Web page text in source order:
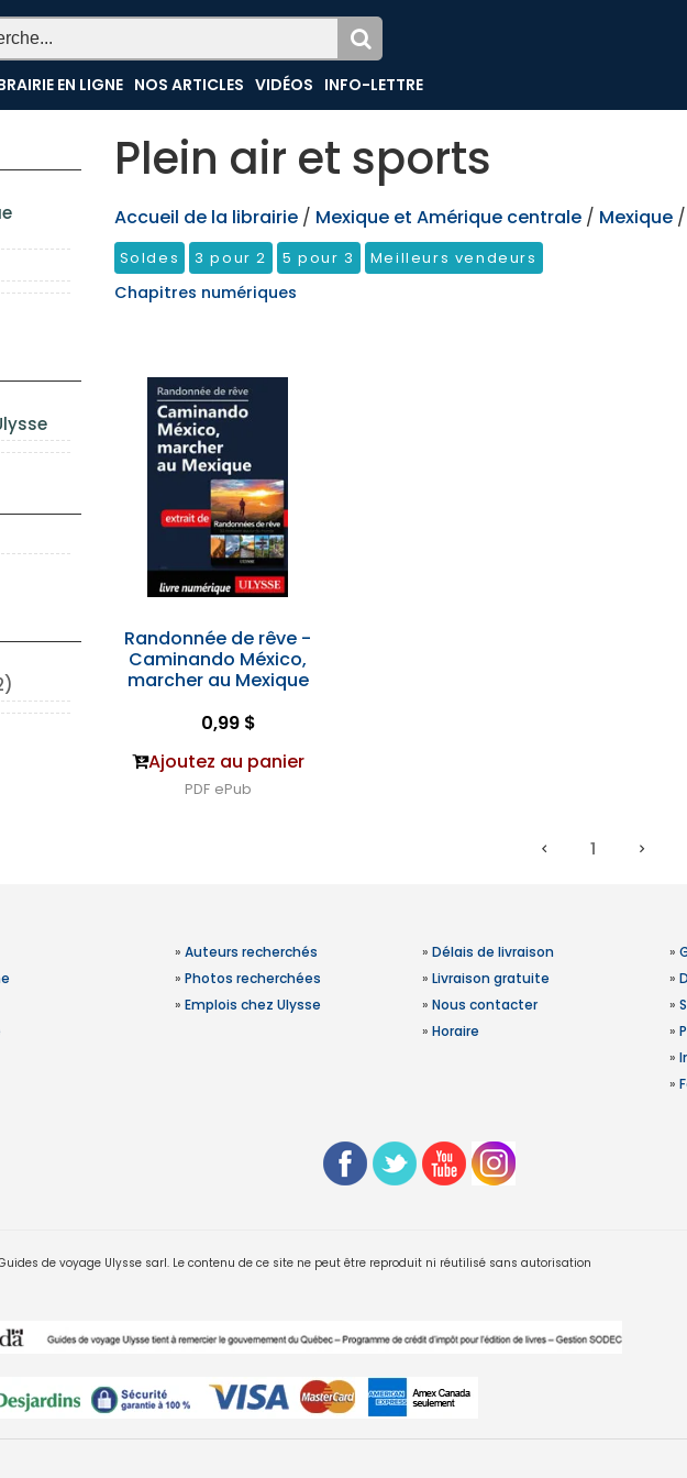
EN LIGNE NOS ARTICLES VIDÉOS INFO-LETTRE
Plein air et sports
Accueil de la librairie / Mexique et Amérique centrale / Mexique /
Soldes 3 pour 2 5 pour 3 Meilleurs vendeurs
Chapitres numériques
Randonnée de rêve -
Caminando México,
marcher au Mexique
0,99 $
Ajoutez au panier
PDF ePub
1
» Auteurs recherchés
» Photos recherchées
» Emplois chez Ulysse
» Délais de livraison
» Livraison gratuite
» Nous contacter
» Horaire
»
»
»
»
»
»
de voyage Ulysse sarl. Le contenu de ce site ne peut être reproduit ni réutilisé sans autorisation